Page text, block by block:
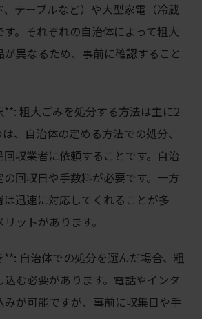
テーブルなど）や大型家電（冷蔵
。それぞれの自治体によって粗大
が異なるため、事前に確認すること
粗大ごみを処分する方法は主に2
、自治体の定める方法での処分、
収業者に依頼することです。自治
回収日や手数料が必要です。一方
迅速に対応してくれることが多
ットがあります。
自治体での処分を選んだ場合、粗
む必要があります。電話やインタ
みが可能ですが、事前に収集日や手